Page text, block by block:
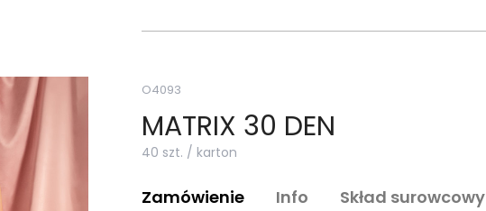
O4093
MATRIX 30 DEN
40 szt. / karton
Zamówienie Info Skład surowcowy